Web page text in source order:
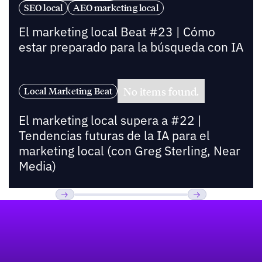
SEO local
AEO marketing local
El marketing local Beat #23 | Cómo
estar preparado para la búsqueda con IA
Local Marketing Beat No items found.
El marketing local supera a #22 |
Tendencias futuras de la IA para el
marketing local (con Greg Sterling, Near
Media)